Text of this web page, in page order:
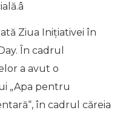
Ziua Inițiativei în
În cadrul
a avut o
„Apa pentru
în cadrul căreia